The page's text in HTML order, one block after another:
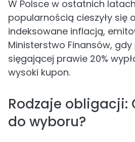
W Polsce w ostatnich
popularnością cieszyły się
indeksowane inflacją,
Ministerstwo Finansów,
sięgającej prawie 20%
wysoki kupon.
Rodzaje obligacji:
do wyboru?